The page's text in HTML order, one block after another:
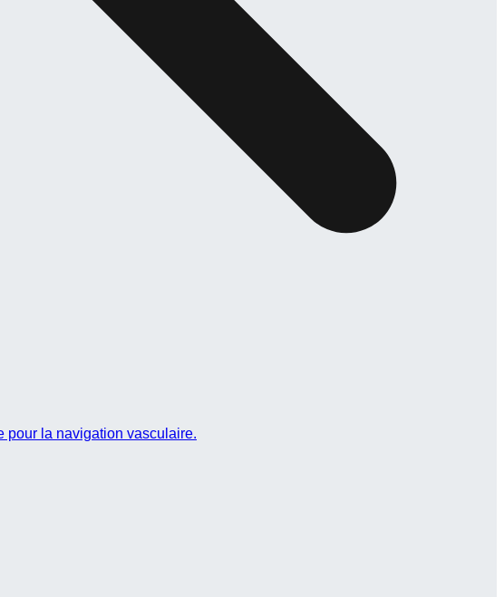
pour la navigation vasculaire.